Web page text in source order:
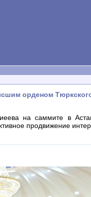
орденом
на саммите в
продвижение